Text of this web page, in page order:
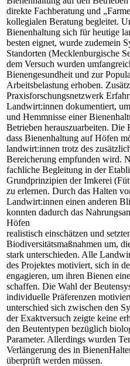
direkte Fachberatung und
kollegialen Beratung begleitet.
Bienenhaltung sich für heutige
besten eignet, wurde zudemein
Standorten (Mecklenburgische
dem Versuch wurden
Bienengesundheit und zur
Arbeitsbelastung erhoben.
Praxisforschungsnetzwerk
Landwirt:innen dokumentiert,
und Hemmnisse einer
Betrieben herauszuarbeiten. Die
dass Bienenhaltung auf Höfen
landwirt:innen trotz des
Bereicherung empfunden wird.
fachliche Begleitung in der
Grundprinzipien der Imkerei
zu erlernen. Durch das Halten
Landwirt:innen einen anderen
konnten dadurch das
Höfen
realistisch einschätzen und
Biodiversitätsmaßnahmen um,
stark unterschieden. Alle
des Projektes motiviert, sich in
engagieren, um ihren Bienen
schaffen. Die Wahl der
individuelle Präferenzen
unterschied sich zwischen den
der Exaktversuch zeigte keine
den Beutentypen bezüglich
Parameter. Allerdings wurden
Verlängerung des in
überprüft werden müssen.